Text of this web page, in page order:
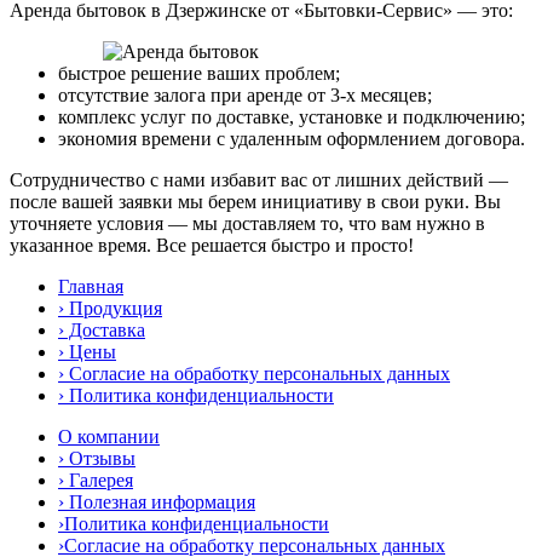
Аренда бытовок в Дзержинске от «Бытовки-Сервис» — это:
быстрое решение ваших проблем;
отсутствие залога при аренде от 3-х месяцев;
комплекс услуг по доставке, установке и подключению;
экономия времени с удаленным оформлением договора.
Сотрудничество с нами избавит вас от лишних действий —
после вашей заявки мы берем инициативу в свои руки. Вы
уточняете условия — мы доставляем то, что вам нужно в
указанное время. Все решается быстро и просто!
Главная
› Продукция
› Доставка
› Цены
› Согласие на обработку персональных данных
› Политика конфиденциальности
О компании
› Отзывы
› Галерея
› Полезная информация
›Политика конфиденциальности
›Согласие на обработку персональных данных